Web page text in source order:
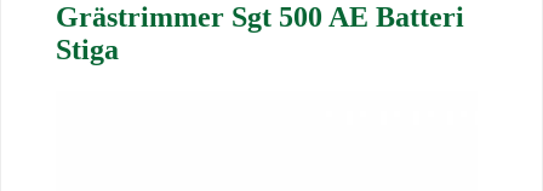
Grästrimmer Sgt 500 AE Batteri
Stiga